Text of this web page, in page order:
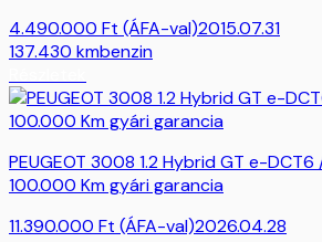
4.490.000 Ft (ÁFA-val)2015.07.31
137.430 kmbenzin
PEUGEOT 3008 1.2 Hybrid GT e-
100.000 Km gyári garancia
11.390.000 Ft (ÁFA-val)2026.04.28